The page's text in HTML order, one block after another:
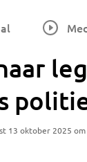
13 oktober 2025